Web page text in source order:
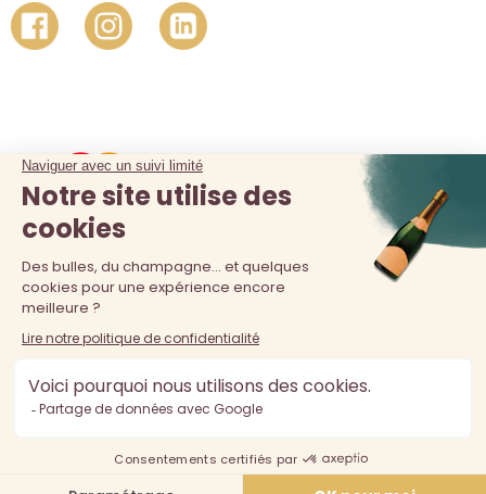
La vente d'alcool est interdite au moins de 18 ans. L'abus
d'alcool est dangereux pour la santé, à consommer avec
modération.